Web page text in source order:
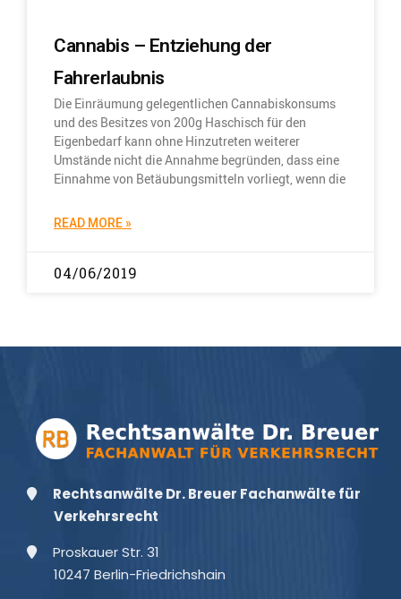
Cannabis – Entziehung der
Fahrerlaubnis
Die Einräumung gelegentlichen Cannabiskonsums
und des Besitzes von 200g Haschisch für den
Eigenbedarf kann ohne Hinzutreten weiterer
Umstände nicht die Annahme begründen, dass eine
Einnahme von Betäubungsmitteln vorliegt, wenn die
READ MORE »
04/06/2019
Rechtsanwälte Dr. Breuer Fachanwälte für
Verkehrsrecht
Proskauer Str. 31
10247 Berlin-Friedrichshain